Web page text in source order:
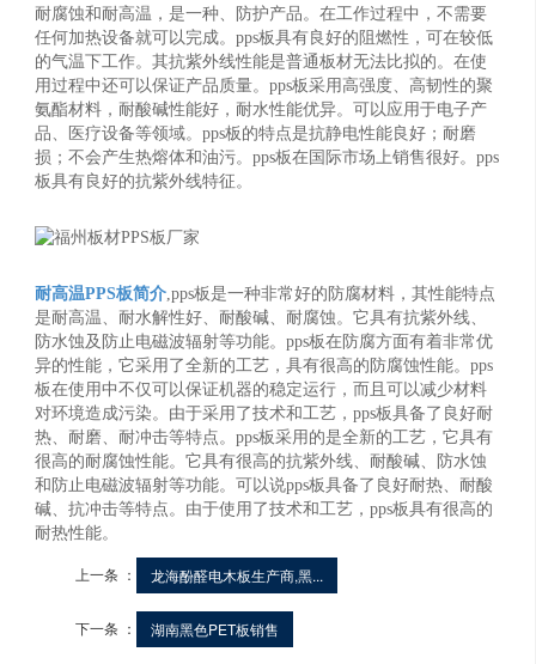
耐腐蚀和耐高温，是一种、防护产品。在工作过程中，不需要
任何加热设备就可以完成。pps板具有良好的阻燃性，可在较低
的气温下工作。其抗紫外线性能是普通板材无法比拟的。在使
用过程中还可以保证产品质量。pps板采用高强度、高韧性的聚
氨酯材料，耐酸碱性能好，耐水性能优异。可以应用于电子产
品、医疗设备等领域。pps板的特点是抗静电性能良好；耐磨
损；不会产生热熔体和油污。pps板在国际市场上销售很好。pps
板具有良好的抗紫外线特征。
耐高温PPS板简介,pps板是一种非常好的防腐材料，其性能特点
是耐高温、耐水解性好、耐酸碱、耐腐蚀。它具有抗紫外线、
防水蚀及防止电磁波辐射等功能。pps板在防腐方面有着非常优
异的性能，它采用了全新的工艺，具有很高的防腐蚀性能。pps
板在使用中不仅可以保证机器的稳定运行，而且可以减少材料
对环境造成污染。由于采用了技术和工艺，pps板具备了良好耐
热、耐磨、耐冲击等特点。pps板采用的是全新的工艺，它具有
很高的耐腐蚀性能。它具有很高的抗紫外线、耐酸碱、防水蚀
和防止电磁波辐射等功能。可以说pps板具备了良好耐热、耐酸
碱、抗冲击等特点。由于使用了技术和工艺，pps板具有很高的
耐热性能。
上一条 ： 龙海酚醛电木板生产商,黑...
下一条 ： 湖南黑色PET板销售